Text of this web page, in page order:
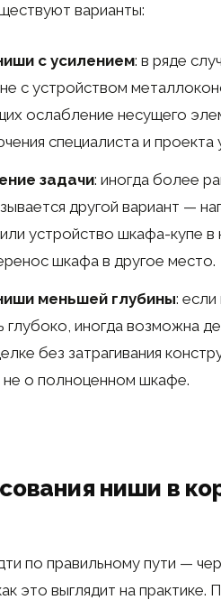
варианты:
с усилением: в ряде
с устройством
ослабление несущего
специалиста и проекта
задачи: иногда более
другой вариант —
устройство шкафа-купе
шкафа в другое место.
меньшей глубины:
глубоко, иногда возможна
без затрагивания
не о полноценном шкафе.
ниши в
по правильному пути —
это выглядит на практике.